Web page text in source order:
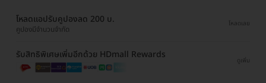
โหลดแอปรับคูปองลด 200 บ.
คูปองมีจำนวนจำกัด
โหลดเลย
รับสิทธิพิเศษเพิ่มอีกด้วย HDmall Rewards
ดูเพิ่ม